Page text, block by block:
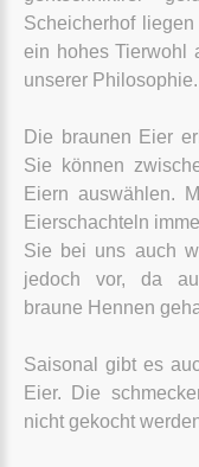
Scheicherhof
ein hohes Tierwohl
unserer Philosophie.
Die braunen Eier
Sie können
Eiern auswählen.
Eierschachteln
Sie bei uns auch
jedoch vor, da
braune Hennen
Saisonal gibt es
Eier. Die
nicht gekocht